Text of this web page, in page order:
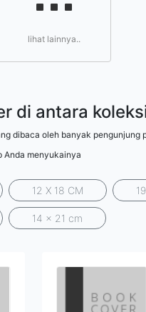
lihat lainnya..
di antara
dibaca oleh banyak pengunjung
Anda menyukainya
12 X 18 CM
14 x 21 cm